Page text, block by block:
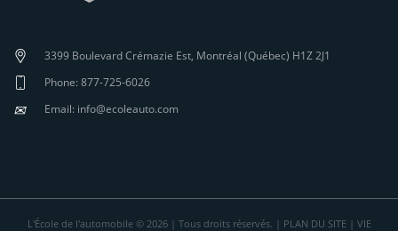
3399 Boulevard Crémazie Est, Montréal (Québec) H1Z 2J1
Phone: 877-725-6026
✉ Email: info@ecoleauto.com
L'École de l'automobile © 2026 | Tous droits réservés. | PLAN DU SITE| VIE